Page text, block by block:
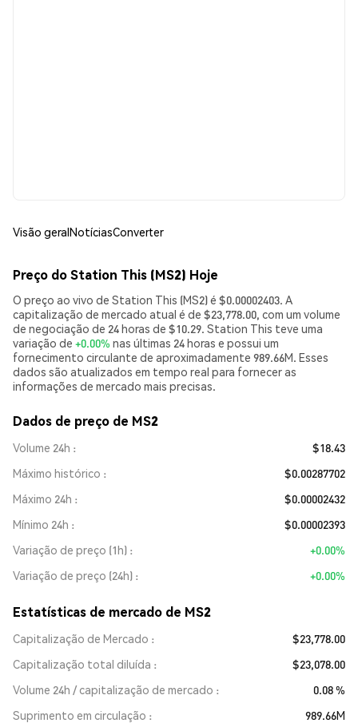
Visão geralNotíciasConverter
Preço do Station This (MS2) Hoje
O preço ao vivo de Station This (MS2) é $0.00002403. A
capitalização de mercado atual é de $23,778.00, com um volume
de negociação de 24 horas de $10.29. Station This teve uma
variação de +0.00% nas últimas 24 horas e possui um
fornecimento circulante de aproximadamente 989.66M. Esses
dados são atualizados em tempo real para fornecer as
informações de mercado mais precisas.
Dados de preço de MS2
Volume 24h
$18.43
Máximo histórico
$0.00287702
Máximo 24h
$0.00002432
Mínimo 24h
$0.00002393
Variação de preço (1h)
+0.00%
Variação de preço (24h)
+0.00%
Estatísticas de mercado de MS2
Capitalização de Mercado
$23,778.00
Capitalização total diluída
$23,078.00
Volume 24h / capitalização de mercado
0.08 %
Suprimento em circulação
989.66M